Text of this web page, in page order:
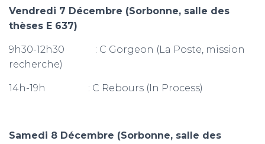
Vendredi 7 Décembre (Sorbonne, salle des
thèses E 637)
9h30-12h30 : C Gorgeon (La Poste, mission
recherche)
14h-19h : C Rebours (In Process)
Samedi 8 Décembre (Sorbonne, salle des